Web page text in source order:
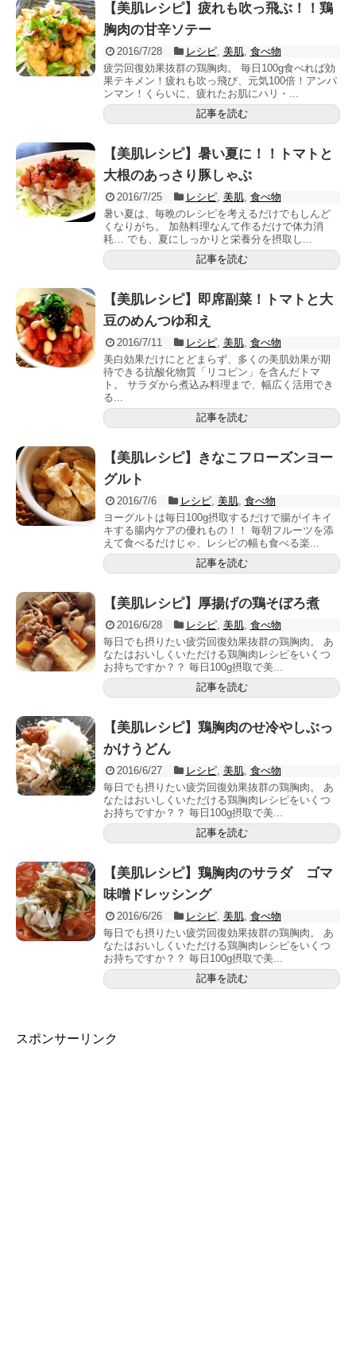
【美肌レシピ】疲れも吹っ飛ぶ！！鶏
胸肉の甘辛ソテー
2016/7/28 レシピ, 美肌, 食べ物
疲労回復効果抜群の鶏胸肉。 毎日100g食べれば効
果テキメン！疲れも吹っ飛び、元気100倍！アンパ
ンマン！くらいに、疲れたお肌にハリ・...
記事を読む
【美肌レシピ】暑い夏に！！トマトと
大根のあっさり豚しゃぶ
2016/7/25 レシピ, 美肌, 食べ物
暑い夏は、毎晩のレシピを考えるだけでもしんど
くなりがち。 加熱料理なんて作るだけで体力消
耗… でも、夏にしっかりと栄養分を摂取し...
記事を読む
【美肌レシピ】即席副菜！トマトと大
豆のめんつゆ和え
2016/7/11 レシピ, 美肌, 食べ物
美白効果だけにとどまらず、多くの美肌効果が期
待できる抗酸化物質「リコピン」を含んだトマ
ト。 サラダから煮込み料理まで、幅広く活用でき
る...
記事を読む
【美肌レシピ】きなこフローズンヨー
グルト
2016/7/6 レシピ, 美肌, 食べ物
ヨーグルトは毎日100g摂取するだけで腸がイキイ
キする腸内ケアの優れもの！！ 毎朝フルーツを添
えて食べるだけじゃ、レシピの幅も食べる楽...
記事を読む
【美肌レシピ】厚揚げの鶏そぼろ煮
2016/6/28 レシピ, 美肌, 食べ物
毎日でも摂りたい疲労回復効果抜群の鶏胸肉。 あ
なたはおいしくいただける鶏胸肉レシピをいくつ
お持ちですか？？ 毎日100g摂取で美...
記事を読む
【美肌レシピ】鶏胸肉のせ冷やしぶっ
かけうどん
2016/6/27 レシピ, 美肌, 食べ物
毎日でも摂りたい疲労回復効果抜群の鶏胸肉。 あ
なたはおいしくいただける鶏胸肉レシピをいくつ
お持ちですか？？ 毎日100g摂取で美...
記事を読む
【美肌レシピ】鶏胸肉のサラダ ゴマ
味噌ドレッシング
2016/6/26 レシピ, 美肌, 食べ物
毎日でも摂りたい疲労回復効果抜群の鶏胸肉。 あ
なたはおいしくいただける鶏胸肉レシピをいくつ
お持ちですか？？ 毎日100g摂取で美...
記事を読む
スポンサーリンク